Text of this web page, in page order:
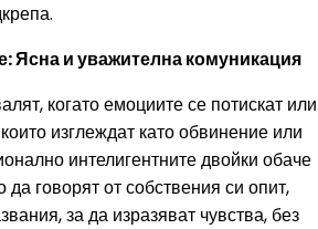
Ясна и уважителна комуникация
когато емоциите се потискат или
изглеждат като обвинение или
интелигентните двойки обаче
да говорят от собствения си опит,
за да изразяват чувства, без